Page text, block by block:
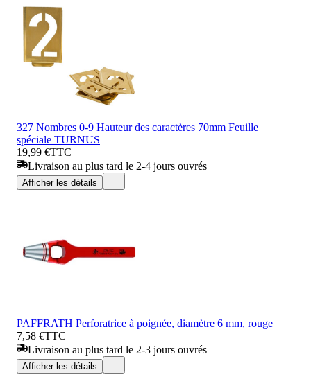
327 Nombres 0-9 Hauteur des caractères 70mm Feuille
spéciale TURNUS
19,99 €TTC
Livraison au plus tard le 2-4 jours ouvrés
Afficher les détails
PAFFRATH Perforatrice à poignée, diamètre 6 mm, rouge
7,58 €TTC
Livraison au plus tard le 2-3 jours ouvrés
Afficher les détails